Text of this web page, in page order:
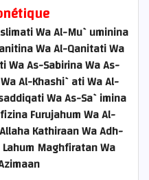
Wa Al-Mu`uminina
Wa Al-Qanitati Wa
Wa As-Sabirina Wa As-
Al-Khashi`ati Wa Al-
Wa As-Sa`imina
Furujahum Wa Al-
Kathiraan Wa Adh-
Maghfiratan Wa